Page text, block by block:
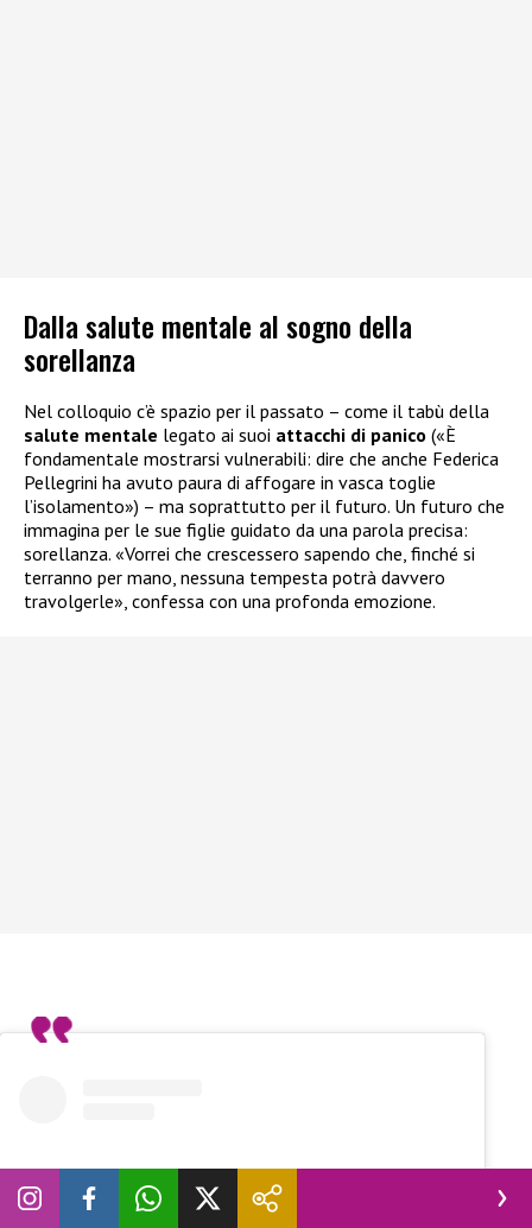
Dalla salute mentale al sogno della
sorellanza
Nel colloquio c’è spazio per il passato – come il tabù della
salute mentale legato ai suoi attacchi di panico («È
fondamentale mostrarsi vulnerabili: dire che anche Federica
Pellegrini ha avuto paura di affogare in vasca toglie
l’isolamento») – ma soprattutto per il futuro. Un futuro che
immagina per le sue figlie guidato da una parola precisa:
sorellanza. «Vorrei che crescessero sapendo che, finché si
terranno per mano, nessuna tempesta potrà davvero
travolgerle», confessa con una profonda emozione.